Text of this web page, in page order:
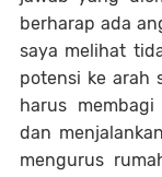
berharap ada
saya melihat
potensi ke arah
harus
dan
mengurus